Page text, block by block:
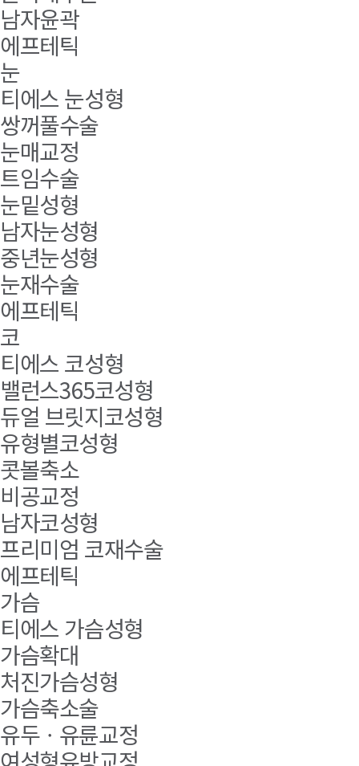
남자윤곽
에프테틱
눈
티에스 눈성형
쌍꺼풀수술
눈매교정
트임수술
눈밑성형
남자눈성형
중년눈성형
눈재수술
에프테틱
코
티에스 코성형
밸런스365코성형
듀얼 브릿지코성형
유형별코성형
콧볼축소
비공교정
남자코성형
프리미엄 코재수술
에프테틱
가슴
티에스 가슴성형
가슴확대
처진가슴성형
가슴축소술
유두ㆍ유륜교정